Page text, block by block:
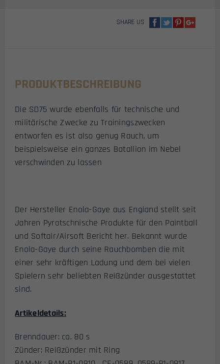
SHARE US
PRODUKTBESCHREIBUNG
Die SD75 wurde ebenfalls für technische und
militärische Zwecke zu Trainingszwecken
entworfen es ist also genug Rauch, um
beispielsweise ein ganzes Batallion im Nebel
verschwinden zu lassen
Der Hersteller Enola-Gaye aus England stellt seit
Jahren Pyrotschnische Produkte für den Paintball
und Softair/Airsoft Bericht her. Bekannt wurde
Enola-Gaye durch seine Rauchbomben die mit
einer sehr kräftigen Ladung und dem bei vielen
Spielern sehr beliebten Reißzünder ausgestattet
sind.
Artikeldetails:
Brenndauer: ca. 80 s
Zünder: Reißzünder mit Ring